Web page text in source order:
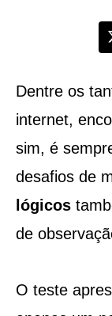
Dentre os
internet,
sim, é
desafios de
lógicos
de
O teste